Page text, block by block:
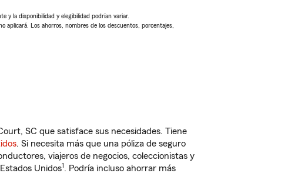
y la disponibilidad y elegibilidad podrían variar.
aplicará. Los ahorros, nombres de los descuentos, porcentajes,
SC que satisface sus necesidades. Tiene
. Si necesita más que una póliza de seguro
viajeros de negocios, coleccionistas y
Unidos1. Podría incluso ahorrar más